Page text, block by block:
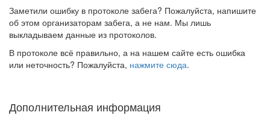
Заметили ошибку в протоколе забега? Пожалуйста, напишите
об этом организаторам забега, а не нам. Мы лишь
выкладываем данные из протоколов.
В протоколе всё правильно, а на нашем сайте есть ошибка
или неточность? Пожалуйста, нажмите сюда.
Дополнительная информация